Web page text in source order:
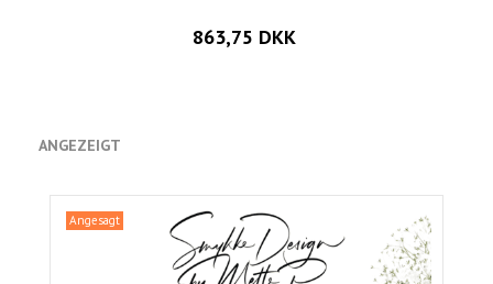
863,75 DKK
ANGEZEIGT
Angesagt